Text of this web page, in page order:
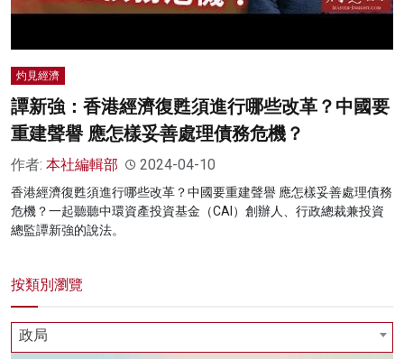
灼見經濟
譚新強：香港經濟復甦須進行哪些改革？中國要
重建聲譽 應怎樣妥善處理債務危機？
作者: 本社編輯部 2024-04-10
香港經濟復甦須進行哪些改革？中國要重建聲譽 應怎樣妥善處理債務
危機？一起聽聽中環資產投資基金（CAI）創辦人、行政總裁兼投資
總監譚新強的說法。
按類別瀏覽
政局